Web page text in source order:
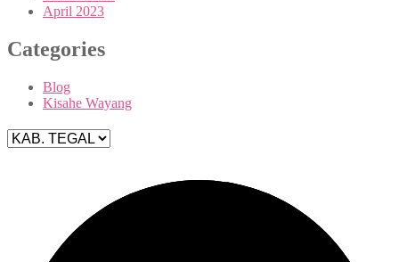
April 2023
Categories
Blog
Kisahe Wayang